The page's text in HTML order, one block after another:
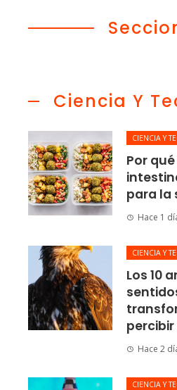
Ciencia Y
CIENCIA Y
Por
para la
Hace 1
CIENCIA Y
Los 10
Hace 2
CIENCIA Y